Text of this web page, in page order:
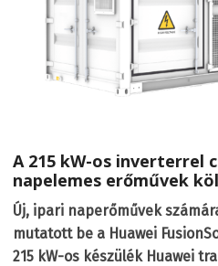
A 215 kW-os inverterrel
napelemes erőművek
Új, ipari naperőművek
mutatott be a Huawei
215 kW-os készülék Huawei